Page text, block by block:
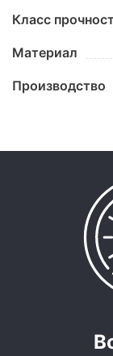
Класс
Материал
Производство